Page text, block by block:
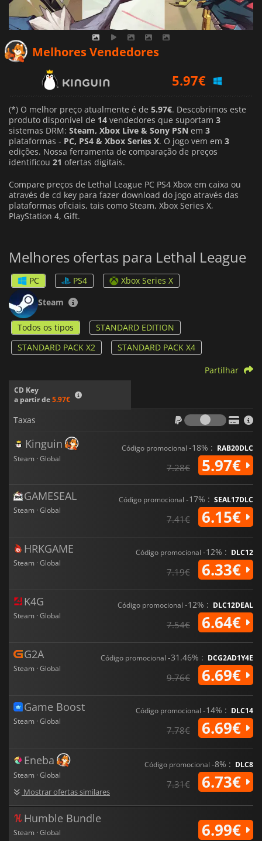
Melhores Vendedores
6.73€
9.79€
(*) O melhor preço atualmente é de 5.97€. Descobrimos este
produto disponível de 14 vendedores que suportam 3
sistemas DRM: Steam, Xbox Live & Sony PSN em 3
plataformas - PC, PS4 & Xbox Series X. O jogo vem em 3
edições. Nossa ferramenta de comparação de preços
identificou 21 ofertas digitais.
Compare preços de Lethal League PC PS4 Xbox em caixa ou
através de cd key para fazer download do jogo através das
plataformas oficiais, tais como Steam, Xbox Series X,
PlayStation 4, Gift.
Melhores ofertas para Lethal League
PC PS4
Xbox Series X
Steam
Todos os tipos
STANDARD EDITION
STANDARD PACK X2
STANDARD PACK X4
CD Key
a partir de5.97€
Partilhar
Taxas
Taxas
Kinguin
Steam · Global
Código promocional -18% : RAB20DLC
7.28€ 5.97€
GAMESEAL
Steam · Global
Código promocional -17% : SEAL17DLC
7.41€ 6.15€
HRKGAME
Steam · Global
Código promocional -12% : DLC12
7.19€ 6.33€
K4G
Steam · Global
Código promocional -12% : DLC12DEAL
7.54€ 6.64€
G2A
Steam · Global
Código promocional -31.46% : DCG2AD1Y4E
9.76€ 6.69€
Game Boost
Steam · Global
Código promocional -14% : DLC14
7.78€ 6.69€
Eneba
Steam · Global
Mostrar ofertas similares
Código promocional -8% : DLC8
7.31€ 6.73€
Humble Bundle
Steam · Global 6.99€